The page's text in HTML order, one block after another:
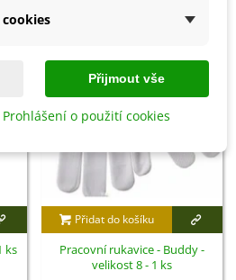
ks
Přidat do košíku
Pracovní rukavice - Buddy -
velikost 8 - 1 ks
Přijmout vše
o použití cookies